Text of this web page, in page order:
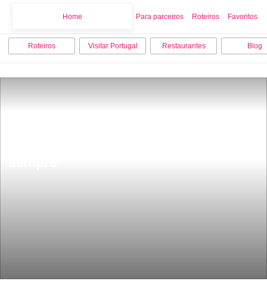
Home Para parceiros Roteiros Favoritos
Roteiros Visitar Portugal Restaurantes Blog